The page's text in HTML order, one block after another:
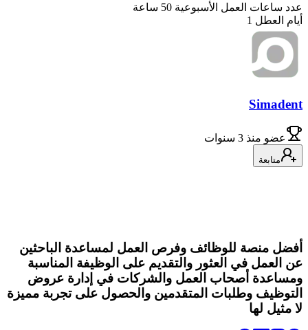
عدد ساعات العمل الأسبوعية 50 ساعة
أيام العطل 1
Simadent
عضو منذ 3 سنوات
متابعة
أفضل منصة للوظائف وفرص العمل لمساعدة الباحثين
عن العمل في العثور والتقديم على الوظيفة المناسبة
ومساعدة أصحاب العمل والشركات في إدارة عروض
التوظيف وطلبات المتقدمين والحصول على تجربة مميزة
لا مثيل لها